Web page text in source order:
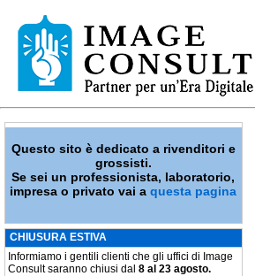
Questo sito è dedicato a rivenditori e
grossisti.
Se sei un professionista, laboratorio,
impresa o privato vai aquesta pagina
CHIUSURA ESTIVA
Informiamo i gentili clienti che gli uffici di Image
Consult saranno chiusi dal 8 al 23 agosto.